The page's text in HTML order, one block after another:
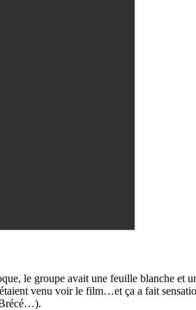
le groupe avait une feuille blanche et
venu voir le film…et ça a fait
Brécé…).